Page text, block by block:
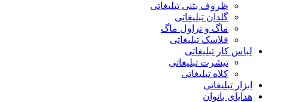
ظروف بتنی تبلیغاتی
گلدان تبلیغاتی
ماگ و تراول ماگ
فلاسک تبلیغاتی
لباس کار تبلیغاتی
تیشرت تبلیغاتی
کلاه تبلیغاتی
ابزار تبلیغاتی
هدایای بانوان